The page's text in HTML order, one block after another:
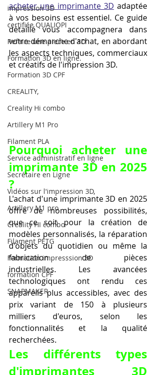
impression 3D
certifiée QUALIOPI
Refaire une piece en 3D
Formation 3D en ligne.
Formation 3D CPF
CREALITY,
Creality Hi combo
Artillery M1 Pro
Filament PLA
Service administratif en ligne
Secrétaire en Ligne
Vidéos sur l'impression 3D,
Artillery M1 pro
Creality HI combo
Filament PETG
Formation impresssion 3D
formation CPF
SNAPMAKER
acheter une imprimante 3D adaptée
à vos besoins est essentiel. Ce guide
détaillé vous accompagnera dans
votre démarche d'achat, en abordant
les aspects techniques, commerciaux
et créatifs de l'impression 3D.
Pourquoi acheter une
imprimante 3D en 2025
?
L'achat d'une imprimante 3D en 2025
offre de nombreuses possibilités,
que ce soit pour la création de
modèles personnalisés, la réparation
d'objets du quotidien ou même la
fabrication de pièces
industrielles. Les avancées
technologiques ont rendu ces
appareils plus accessibles, avec des
prix variant de 150 à plusieurs
milliers d'euros, selon les
fonctionnalités et la qualité
recherchées.
Les différents types
d'imprimantes 3D